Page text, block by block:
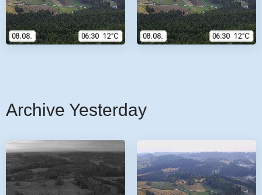
Archive Yesterday